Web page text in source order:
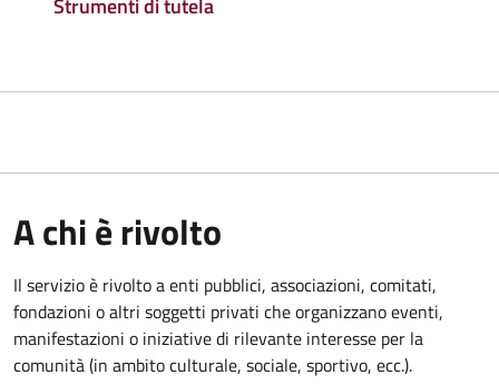
A chi è rivolto
Il servizio è rivolto a enti pubblici, associazioni, comitati,
fondazioni o altri soggetti privati che organizzano eventi,
manifestazioni o iniziative di rilevante interesse per la
comunità (in ambito culturale, sociale, sportivo, ecc.).